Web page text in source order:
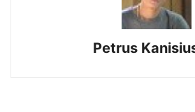
Petrus